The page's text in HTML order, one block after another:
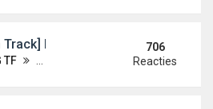
MG/ZR vgk 200+ Racer
TF
706
Reacties